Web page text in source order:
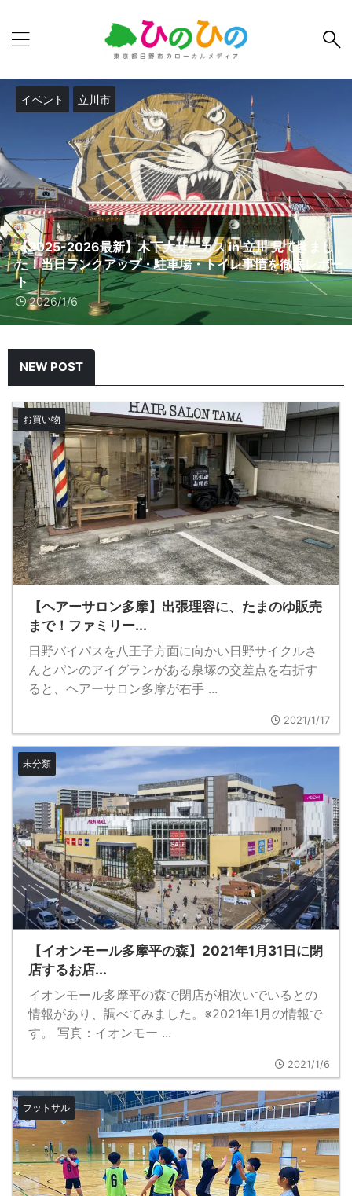
PR イベント
【日野駅周辺がもっとお得に！】最大10%戻ってくる！日
野駅商店会PayPayクーポンキャンペーンが1月18日(日)か
らスタート！
2026/1/6
NEW POST
お買い物
【ヘアーサロン多摩】出張理容に、たまのゆ販売
まで！ファミリー...
日野バイパスを八王子方面に向かい日野サイクルさ
んとパンのアイグランがある泉塚の交差点を右折す
ると、ヘアーサロン多摩が右手 ...
2021/1/17
未分類
【イオンモール多摩平の森】2021年1月31日に閉
店するお店...
イオンモール多摩平の森で閉店が相次いでいるとの
情報があり、調べてみました。※2021年1月の情報で
す。 写真：イオンモー ...
2021/1/6
フットサル